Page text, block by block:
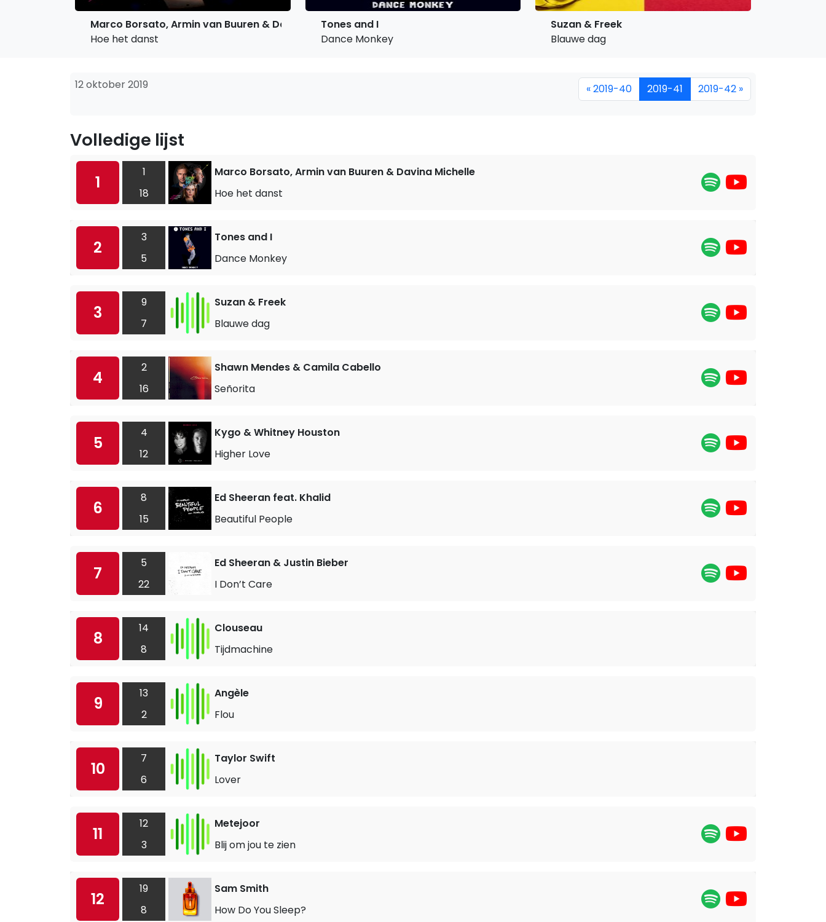
Marco Borsato, Armin van Buuren & Davina Michelle
Hoe het danst
Tones and I
Dance Monkey
Suzan & Freek
Blauwe dag
12 oktober 2019 « 2019-40 2019-41 2019-42 »
Volledige lijst
1
1
18
Marco Borsato, Armin van Buuren & Davina Michelle
Hoe het danst
2
3
5
Tones and I
Dance Monkey
3
9
7
Suzan & Freek
Blauwe dag
4
2
16
Shawn Mendes & Camila Cabello
Señorita
5
4
12
Kygo & Whitney Houston
Higher Love
6
8
15
Ed Sheeran feat. Khalid
Beautiful People
7
5
22
Ed Sheeran & Justin Bieber
I Don’t Care
8
14
8
Clouseau
Tijdmachine
9
13
2
Angèle
Flou
10
7
6
Taylor Swift
Lover
11
12
3
Metejoor
Blij om jou te zien
12
19
8
Sam Smith
How Do You Sleep?